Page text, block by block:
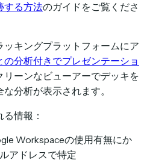
する方法のガイドをご覧くださ
キングプラットフォームにア
の分析付きでプレゼンテーショ
リーンなビューアーでデッキを
分析が表示されます。
情報：
Workspaceの使用有無にか
アドレスで特定